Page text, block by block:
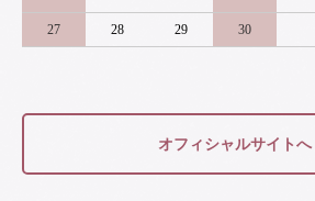
27 28 29 30
オフィシャルサイトへ